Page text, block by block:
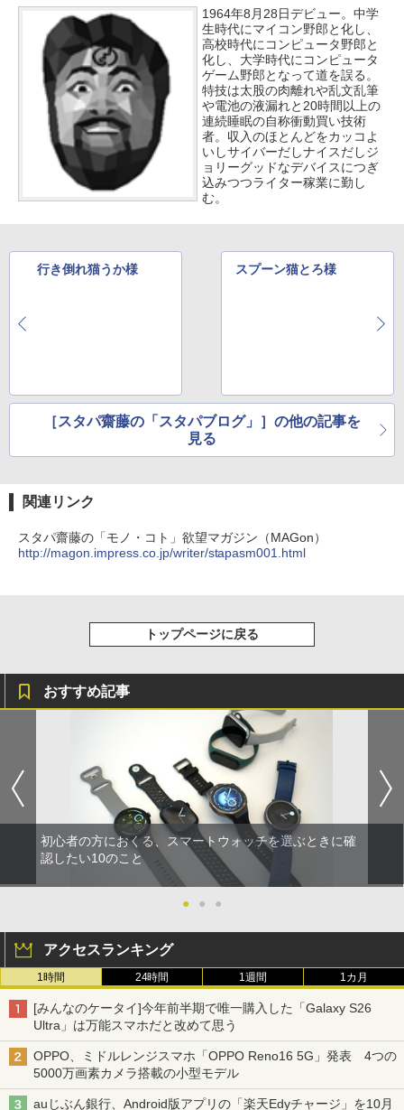
1964年8月28日デビュー。中学
生時代にマイコン野郎と化し、
高校時代にコンピュータ野郎と
化し、大学時代にコンピュータ
ゲーム野郎となって道を誤る。
特技は太股の肉離れや乱文乱筆
や電池の液漏れと20時間以上の
連続睡眠の自称衝動買い技術
者。収入のほとんどをカッコよ
いしサイバーだしナイスだしジ
ョリーグッドなデバイスにつぎ
込みつつライター稼業に勤し
む。
行き倒れ猫うか様 スプーン猫とろ様
［スタパ齋藤の「スタパブログ」］の他の記事を
見る
関連リンク
スタパ齋藤の「モノ・コト」欲望マガジン（MAGon）
http://magon.impress.co.jp/writer/stapasm001.html
トップページに戻る
おすすめ記事
初心者の方におくる、スマートウォッチを選ぶときに確
認したい10のこと
● ● ●
アクセスランキング
1時間 24時間 1週間 1カ月
[みんなのケータイ]今年前半期で唯一購入した「Galaxy S26
Ultra」は万能スマホだと改めて思う
OPPO、ミドルレンジスマホ「OPPO Reno16 5G」発表 4つの
5000万画素カメラ搭載の小型モデル
auじぶん銀行、Android版アプリの「楽天Edyチャージ」を10月